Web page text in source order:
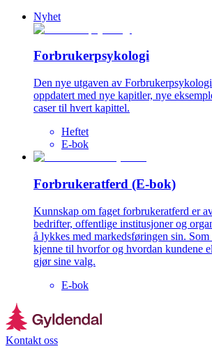
Nyhet
Forbrukerpsykologi
Den nye utgaven av
oppdatert med nye kapitler, nye
caser til hvert kapittel.
Heftet
E-bok
Forbrukeratferd (E-bok)
Kunnskap om faget forbrukeratferd er
bedrifter, offentlige institusjoner og
å lykkes med markedsføringen sin.
kjenne til hvorfor og hvordan kundene
gjør sine valg.
E-bok
Kontakt oss